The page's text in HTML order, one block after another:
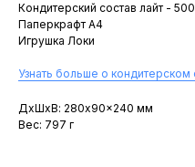
Кондитерский состав лайт - 500
Паперкрафт A4
Игрушка Локи
Узнать больше о кондитерском
ДxШxВ: 280x90x240 мм
Вес: 797 г